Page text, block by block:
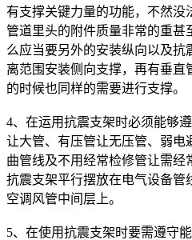
有支撑关键力量的功能，不然没
管道里头的附件质量非常的重甚
么应当要另外的安装纵向以及抗
离范围安装侧向支撑，再有垂直
的时候也同样的需要进行支撑。
4、在运用抗震支架时必须能够
让大管、有压管让无压管、弱电
曲管线及不用经常检修管让需经
抗震支架平行摆放在电气设备管
空调风管中间层上。
5、在使用抗震支架时要需遵守